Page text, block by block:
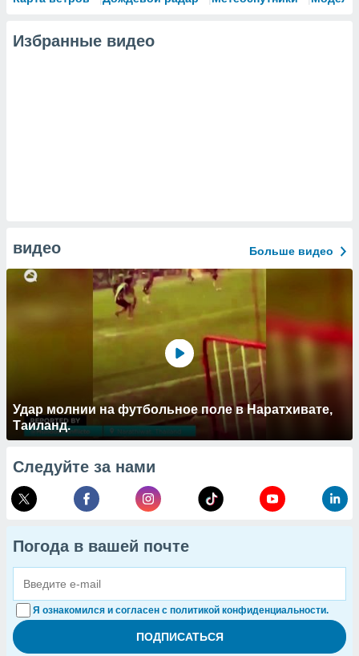
Избранные видео
видео Больше видео
Удар молнии на футбольное поле в Наратхивате,
Таиланд.
Следуйте за нами
Погода в вашей почте
Я ознакомился и согласен с политикой конфиденциальности.